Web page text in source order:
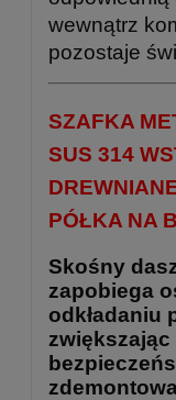
wewnątrz
pozostaje
SZAFKA
SUS 314
PÓŁKA NA
Skośny
zapobiega
odkładaniu
zwiększając